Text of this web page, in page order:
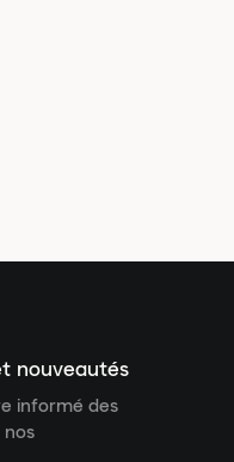
nouveautés
informé des